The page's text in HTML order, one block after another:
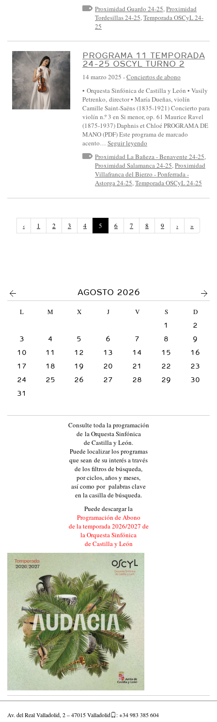
Proximidad Guardo 24-25,Proximidad
Tordesillas 24-25,Temporada OSCyL 24-
25
PROGRAMA 11 TEMPORADA
24-25 OSCYL TURNO 2
14 marzo 2025 -Conciertos de abono
• Orquesta Sinfónica de Castilla y León • Vasily
Petrenko, director • María Dueñas, violín
Camille Saint-Saëns (1835-1921) Concierto para
violín n.º 3 en Si menor, op. 61 Maurice Ravel
(1875-1937) Daphnis et Chloé PROGRAMA DE
MANO (PDF) Este programa de marcado
acento… Seguir leyendo
Proximidad La Bañeza - Benavente 24-25,
Proximidad Salamanca 24-25,Proximidad
Villafranca del Bierzo - Ponferrada -
Astorga 24-25,Temporada OSCyL 24-25
‹ 1 2 3 4 5
P
c
t
6 7 8 9 › »
AGOSTO 2026
L M X J V S
D
1
2
3
4 5 6 7 8
9
10
11 12 13 14 15
16
17
18 19 20 21 22
23
24
25 26 27 28 29
30
31
Consulte toda la programación
de la Orquesta Sinfónica
de Castilla y León.
Puede localizar los programas
que sean de su interés a través
de los filtros de búsqueda,
por ciclos, años y meses,
así como por palabras clave
en la casilla de búsqueda.
Puede descargar la
Programación de Abono
de la temporada 2026/2027 de
la Orquesta Sinfónica
de Castilla y León
Av. del Real Valladolid, 2 – 47015 Valladolid : +34 983 385 604